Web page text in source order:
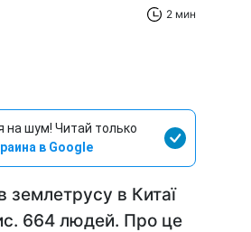
2 мин
на шум! Читай только
в Google
землетрусу в Китаї
664 людей. Про це